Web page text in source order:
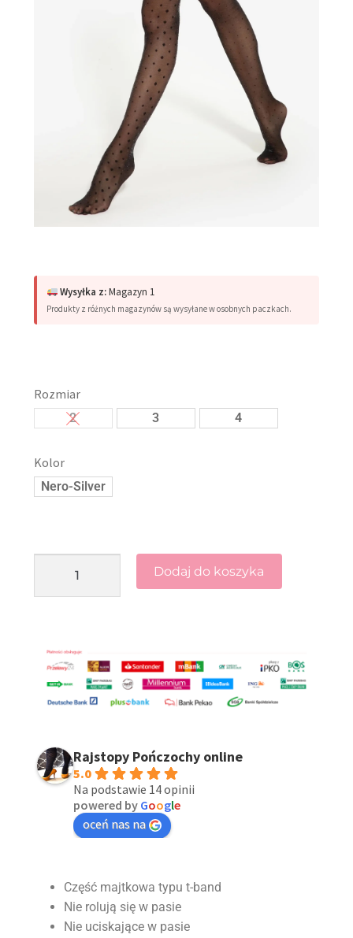
Wysyłka z:Magazyn 1
Produkty z różnych magazynów są wysyłane w osobnych paczkach.
Rozmiar
2 3 4
Kolor
Nero-Silver
Dodaj do koszyka
Rajstopy Pończochy online
5.0
Na podstawie 14 opinii
powered by Google
oceń nas na
Część majtkowa typu t-band
Nie rolują się w pasie
Nie uciskające w pasie